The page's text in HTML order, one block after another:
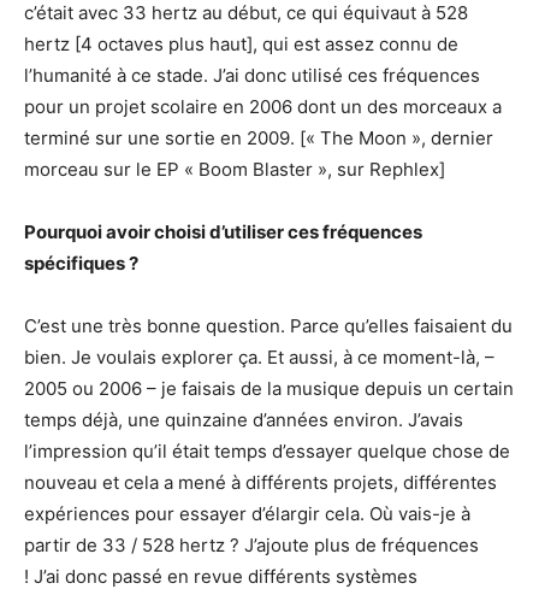
c’était avec 33 hertz au début, ce qui équivaut à 528
hertz [4 octaves plus haut], qui est assez connu de
l’humanité à ce stade. J’ai donc utilisé ces fréquences
pour un projet scolaire en 2006 dont un des morceaux a
terminé sur une sortie en 2009. [« The Moon », dernier
morceau sur le EP « Boom Blaster », sur Rephlex]
Pourquoi avoir choisi d’utiliser ces fréquences
spécifiques ?
C’est une très bonne question. Parce qu’elles faisaient du
bien. Je voulais explorer ça. Et aussi, à ce moment-là, –
2005 ou 2006 – je faisais de la musique depuis un certain
temps déjà, une quinzaine d’années environ. J’avais
l’impression qu’il était temps d’essayer quelque chose de
nouveau et cela a mené à différents projets, différentes
expériences pour essayer d’élargir cela. Où vais-je à
partir de 33 / 528 hertz ? J’ajoute plus de fréquences
! J’ai donc passé en revue différents systèmes